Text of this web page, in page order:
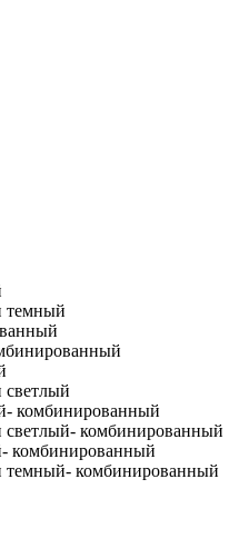
темный
светлый
светлый- комбинированный
темный- комбинированный